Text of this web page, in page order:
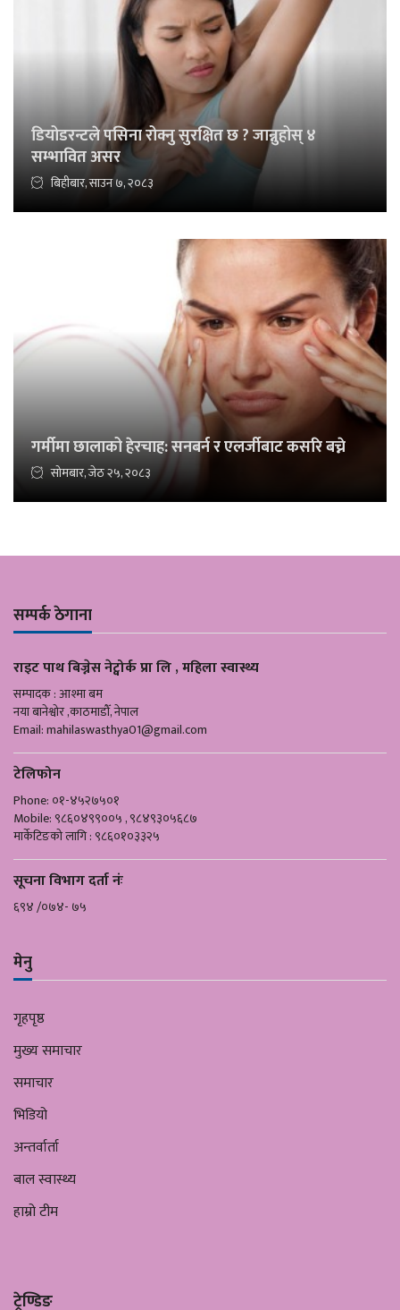
डियोडरन्टले पसिना रोक्नु सुरक्षित छ ? जान्नुहोस् ४
सम्भावित असर
बिहीबार, साउन ७, २०८३
गर्मीमा छालाको हेरचाह: सनबर्न र एलर्जीबाट कसरि बच्ने
सोमबार, जेठ २५, २०८३
सम्पर्क ठेगाना
राइट पाथ बिज्नेस नेट्वोर्क प्रा लि , महिला स्वास्थ्य
सम्पादक : आश्मा बम
नया बानेश्वोर ,काठमाडौँ, नेपाल
Email:mahilaswasthya01@gmail.com
टेलिफोन
Phone: ०१-४५२७५०१
Mobile: ९८६०४९९००५ , ९८४९३०५६८७
मार्केटिङको लागि : ९८६०१०३३२५
सूचना विभाग दर्ता नंः
६९४ /०७४- ७५
मेनु
गृहपृष्ठ
मुख्य समाचार
समाचार
भिडियो
अन्तर्वार्ता
बाल स्वास्थ्य
हाम्रो टीम
ट्रेण्डिङ